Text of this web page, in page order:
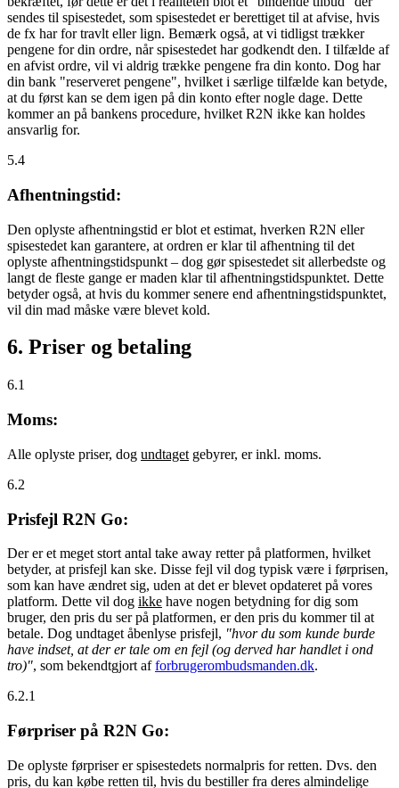
sendes til spisestedet, som spisestedet er berettiget til at afvise, hvis
de fx har for travlt eller lign. Bemærk også, at vi tidligst trækker
pengene for din ordre, når spisestedet har godkendt den. I tilfælde af
en afvist ordre, vil vi aldrig trække pengene fra din konto. Dog har
din bank "reserveret pengene", hvilket i særlige tilfælde kan betyde,
at du først kan se dem igen på din konto efter nogle dage. Dette
kommer an på bankens procedure, hvilket R2N ikke kan holdes
ansvarlig for.
5.4
Afhentningstid:
Den oplyste afhentningstid er blot et estimat, hverken R2N eller
spisestedet kan garantere, at ordren er klar til afhentning til det
oplyste afhentningstidspunkt – dog gør spisestedet sit allerbedste og
langt de fleste gange er maden klar til afhentningstidspunktet. Dette
betyder også, at hvis du kommer senere end afhentningstidspunktet,
vil din mad måske være blevet kold.
6. Priser og betaling
6.1
Moms:
Alle oplyste priser, dog undtaget gebyrer, er inkl. moms.
6.2
Prisfejl R2N Go:
Der er et meget stort antal take away retter på platformen, hvilket
betyder, at prisfejl kan ske. Disse fejl vil dog typisk være i førprisen,
som kan have ændret sig, uden at det er blevet opdateret på vores
platform. Dette vil dog ikke have nogen betydning for dig som
bruger, den pris du ser på platformen, er den pris du kommer til at
betale. Dog undtaget åbenlyse prisfejl, "hvor du som kunde burde
have indset, at der er tale om en fejl (og derved har handlet i ond
tro)", som bekendtgjort afforbrugerombudsmanden.dk.
6.2.1
Førpriser på R2N Go:
De oplyste førpriser er spisestedets normalpris for retten. Dvs. den
pris, du kan købe retten til, hvis du bestiller fra deres almindelige